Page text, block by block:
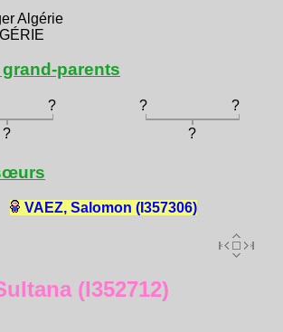
Algérie
parents
? ?
?
?
?
VAEZ, Salomon (I357306)
(I352712)